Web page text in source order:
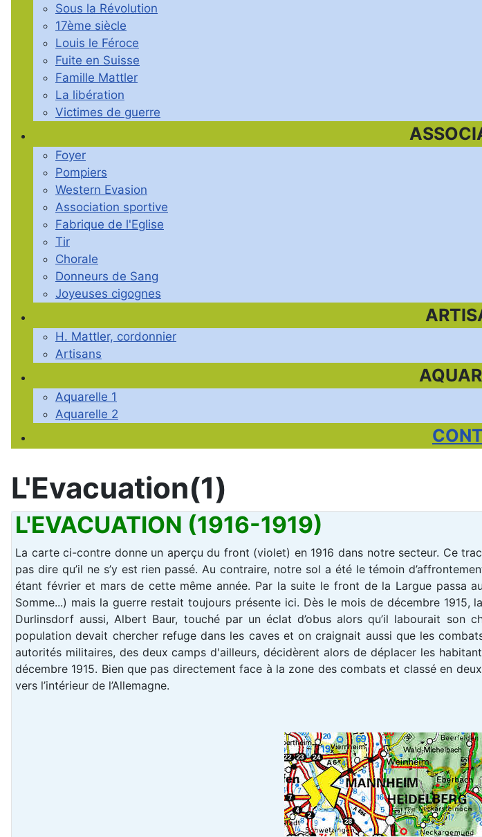
Sous la Révolution
17ème siècle
Louis le Féroce
Fuite en Suisse
Famille Mattler
La libération
Victimes de guerre
Foyer
Pompiers
Western Evasion
Association sportive
Fabrique de l'Eglise
Tir
Chorale
Donneurs de Sang
Joyeuses cigognes
H. Mattler, cordonnier
Artisans
Aquarelle 1
Aquarelle 2
L'Evacuation(1)
L'EVACUATION (1916-1919)
La carte ci-contre donne un aperçu du front (violet) en 1916 dans notre secteur. Ce
pas dire qu’il ne s’y est rien passé. Au contraire, notre sol a été le témoin
étant février et mars de cette même année. Par la suite le front de la Largue passa
Somme...) mais la guerre restait toujours présente ici. Dès le mois de décembre
Durlinsdorf aussi, Albert Baur, touché par un éclat d’obus alors qu’il labourait son
population devait chercher refuge dans les caves et on craignait aussi que les
autorités militaires, des deux camps d'ailleurs, décidèrent alors de déplacer les
décembre 1915. Bien que pas directement face à la zone des combats et classé en
vers l’intérieur de l’Allemagne.